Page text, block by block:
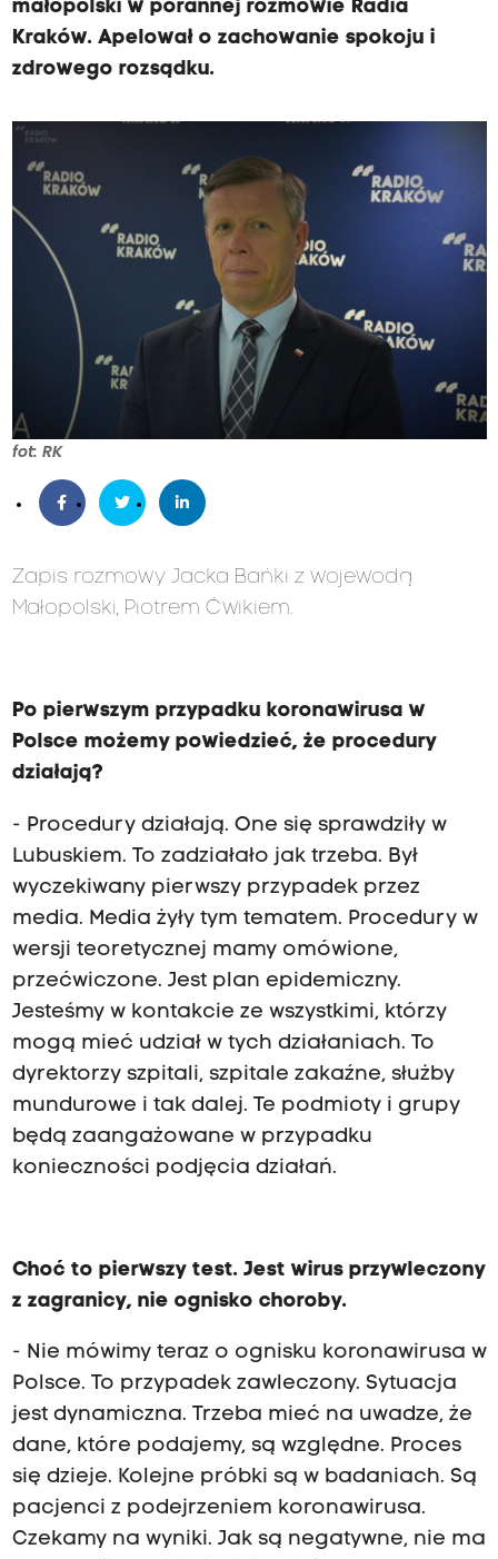
małopolski w porannej rozmowie Radia
Kraków. Apelował o zachowanie spokoju i
zdrowego rozsądku.
fot: RK
Zapis rozmowy Jacka Bańki z wojewodą
Małopolski, Piotrem Ćwikiem.
Po pierwszym przypadku koronawirusa w
Polsce możemy powiedzieć, że procedury
działają?
- Procedury działają. One się sprawdziły w
Lubuskiem. To zadziałało jak trzeba. Był
wyczekiwany pierwszy przypadek przez
media. Media żyły tym tematem. Procedury w
wersji teoretycznej mamy omówione,
przećwiczone. Jest plan epidemiczny.
Jesteśmy w kontakcie ze wszystkimi, którzy
mogą mieć udział w tych działaniach. To
dyrektorzy szpitali, szpitale zakaźne, służby
mundurowe i tak dalej. Te podmioty i grupy
będą zaangażowane w przypadku
konieczności podjęcia działań.
Choć to pierwszy test. Jest wirus przywleczony
z zagranicy, nie ognisko choroby.
- Nie mówimy teraz o ognisku koronawirusa w
Polsce. To przypadek zawleczony. Sytuacja
jest dynamiczna. Trzeba mieć na uwadze, że
dane, które podajemy, są względne. Proces
się dzieje. Kolejne próbki są w badaniach. Są
pacjenci z podejrzeniem koronawirusa.
Czekamy na wyniki. Jak są negatywne, nie ma